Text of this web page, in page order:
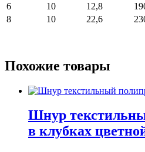
6
10 12,8
8
10 22,6
Похожие товары
Шнур
в клубках